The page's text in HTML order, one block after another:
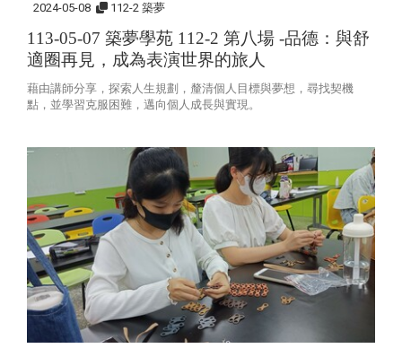
2024-05-08 112-2 築夢
113-05-07 築夢學苑 112-2 第八場 -品德：與舒
適圈再見，成為表演世界的旅人
藉由講師分享，探索人生規劃，釐清個人目標與夢想，尋找契機
點，並學習克服困難，邁向個人成長與實現。